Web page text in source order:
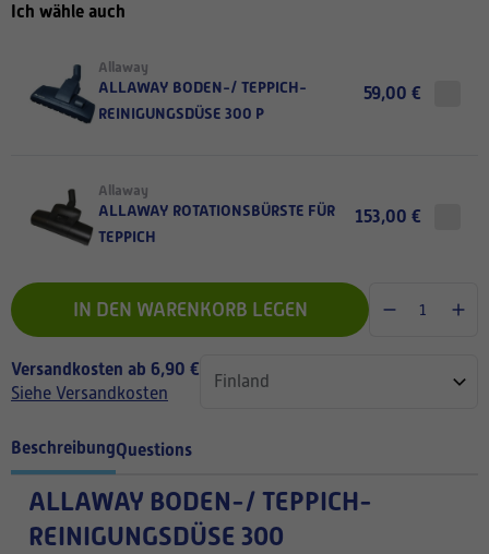
Ich wähle auch
Allaway
ALLAWAY BODEN-/ TEPPICH-
REINIGUNGSDÜSE 300 P
59,00 €
Allaway
ALLAWAY ROTATIONSBÜRSTE FÜR
TEPPICH
153,00 €
IN DEN WARENKORB LEGEN
Versandkosten ab 6,90 €
Siehe Versandkosten
BeschreibungQuestions
ALLAWAY BODEN-/ TEPPICH-
REINIGUNGSDÜSE 300